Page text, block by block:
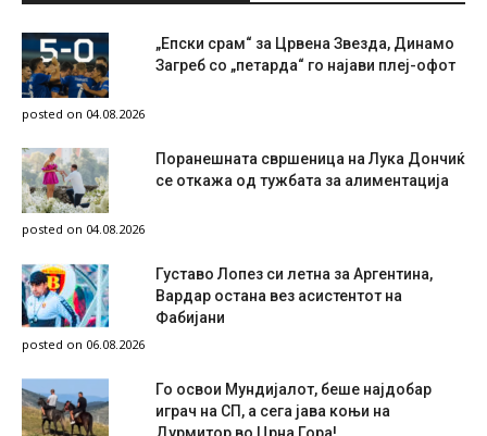
„Епски срам“ за Црвена Звезда, Динамо
Загреб со „петарда“ го најави плеј-офот
posted on 04.08.2026
Поранешната свршеница на Лука Дончиќ
се откажа од тужбата за алиментација
posted on 04.08.2026
Густаво Лопез си летна за Аргентина,
Вардар остана вез асистентот на
Фабијани
posted on 06.08.2026
Го освои Мундијалот, беше најдобар
играч на СП, а сега јава коњи на